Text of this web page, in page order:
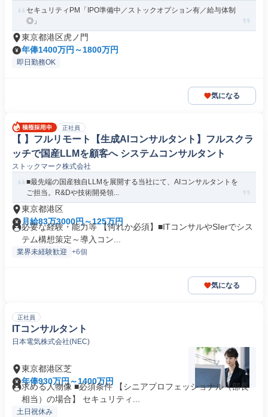
セキュリティPM「IPO準備中／ストックオプション有／給与体制
◎」
東京都港区虎ノ門
年俸1400万円～1800万円
即日勤務OK
気になる
正社員
【 】フルリモート【生成AIコンサルタント】フルスクラ
ッチで国産LLMを顧客へ システムコンサルタント
ストックマーク株式会社
■最先端の国産独自LLMを展開する当社にて、AIコンサルタントを
ご担当。R&Dや技術開発領...
東京都港区
月給83万3000円～125万円
必要な経験・能力等 【何れか必須】■ITコンサルやSIerでシス
テム構想策定～導入コン...
業界未経験歓迎 +6個
気になる
正社員
ITコンサルタント
日本電気株式会社(NEC)
東京都港区芝
年俸930万円～1400万円
求める人物像 ■必須条件 【シニアプロフェッショナル（部長
相当）の場合】 セキュリティ...
土日祝休み